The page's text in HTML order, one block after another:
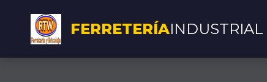
FERRETERÍAINDUSTRIAL